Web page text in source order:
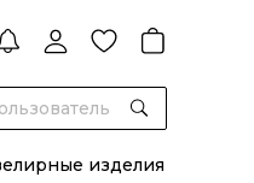
изделия